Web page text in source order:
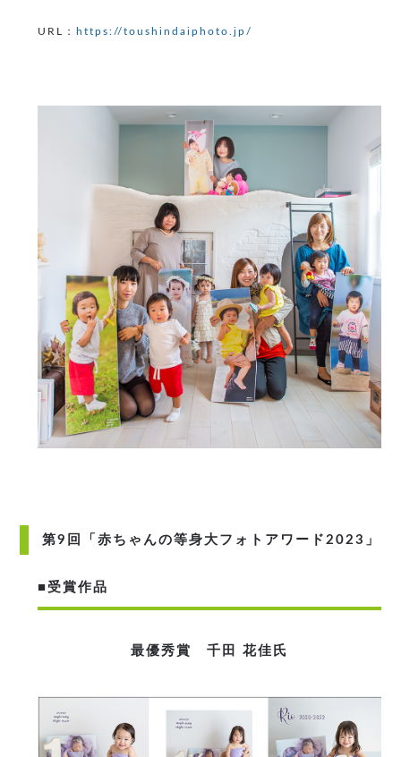
URL： https://toushindaiphoto.jp/
第9回「赤ちゃんの等身大フォトアワード2023」
■受賞作品
最優秀賞 千田 花佳氏